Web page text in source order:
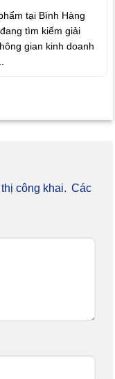
tại Bình Hàng
tìm kiếm giải
gian kinh doanh
công khai. Các